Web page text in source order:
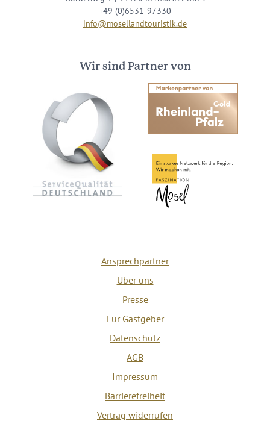
+49 (0)6531-97330
info@mosellandtouristik.de
Wir sind Partner von
Ansprechpartner
Über uns
Presse
Für Gastgeber
Datenschutz
AGB
Impressum
Barrierefreiheit
Vertrag widerrufen